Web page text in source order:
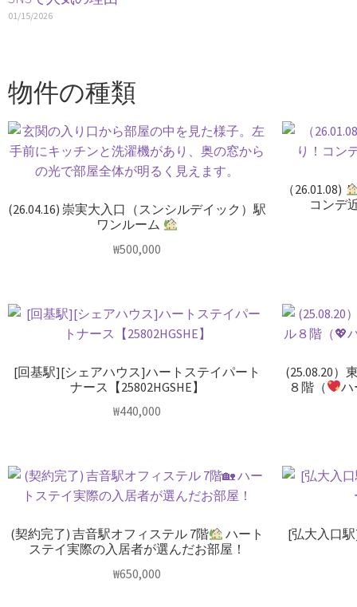
01/15/2026
物件の種類
(26.04.16) 崇実大入口（スンシルデイック）駅
ワンルーム
₩500,000
（26.01.08)
コンデ
[回基駅][シェアハウス]ハートステイパート
ナース【25802HGSHE】
₩440,000
(25.08.20）
８階（
ハ
(契約完了) 吉音駅オフィステル 7階
ハート
ステイ実際の入居者が選んだお部屋！
₩650,000
[弘大入口